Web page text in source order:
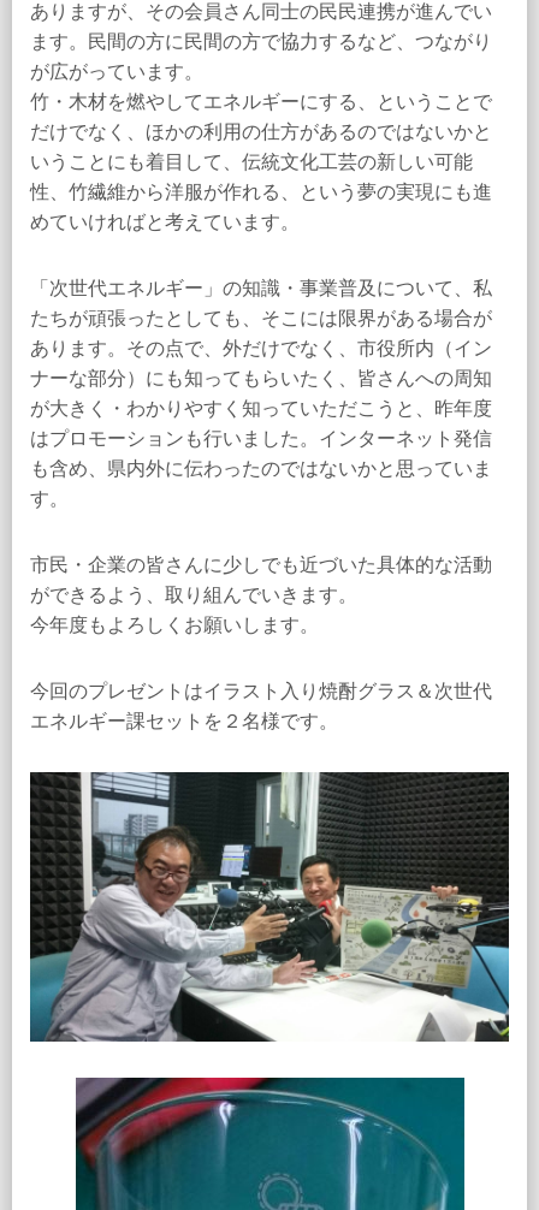
ありますが、その会員さん同士の民民連携が進んでい
ます。民間の方に民間の方で協力するなど、つながり
が広がっています。
竹・木材を燃やしてエネルギーにする、ということで
だけでなく、ほかの利用の仕方があるのではないかと
いうことにも着目して、伝統文化工芸の新しい可能
性、竹繊維から洋服が作れる、という夢の実現にも進
めていければと考えています。
「次世代エネルギー」の知識・事業普及について、私
たちが頑張ったとしても、そこには限界がある場合が
あります。その点で、外だけでなく、市役所内（イン
ナーな部分）にも知ってもらいたく、皆さんへの周知
が大きく・わかりやすく知っていただこうと、昨年度
はプロモーションも行いました。インターネット発信
も含め、県内外に伝わったのではないかと思っていま
す。
市民・企業の皆さんに少しでも近づいた具体的な活動
ができるよう、取り組んでいきます。
今年度もよろしくお願いします。
今回のプレゼントはイラスト入り焼酎グラス＆次世代
エネルギー課セットを２名様です。